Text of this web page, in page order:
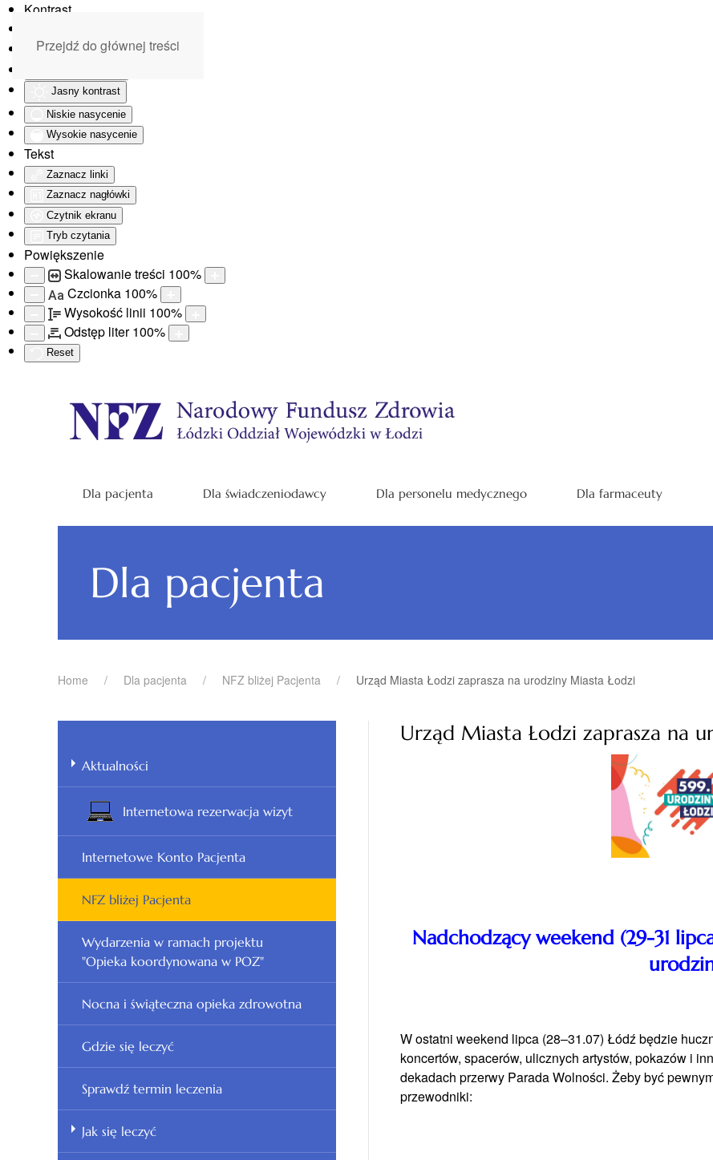
Kontrast
Monochromatyczny
Jasny kontrast
Niskie nasycenie
Wysokie nasycenie
Tekst
Zaznacz linki
Zaznacz nagłówki
Czytnik ekranu
Tryb czytania
Powiększenie
Skalowanie treści 100%
Aa Czcionka 100%
Wysokość linii 100%
Odstęp liter100%
Reset
Przejdź do głównej treści
Dla pacjenta Dla świadczeniodawcy Dla personelu medycznego Dla farmaceuty
Dla pacjenta
Home Dla pacjenta NFZ bliżej Pacjenta Urząd Miasta Łodzi zaprasza na urodziny Miasta Łodzi
Urząd Miasta Łodzi zaprasza na
Nadchodzący weekend (29-31
W ostatni weekend lipca (28–31.07) Łódź będzie
koncertów, spacerów, ulicznych artystów, pokazów i
dekadach przerwy Parada Wolności. Żeby być
przewodniki:
Aktualności
Internetowa rezerwacja wizyt
Internetowe Konto Pacjenta
NFZ bliżej Pacjenta
Wydarzenia w ramach projektu
"Opieka koordynowana w POZ"
Nocna i świąteczna opieka zdrowotna
Gdzie się leczyć
Sprawdź termin leczenia
Jak się leczyć